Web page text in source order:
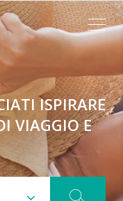
ISPIRARE
VIAGGIO E